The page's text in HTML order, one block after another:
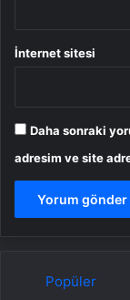
İnternet sitesi
Daha sonraki
adresim ve site
Popüler